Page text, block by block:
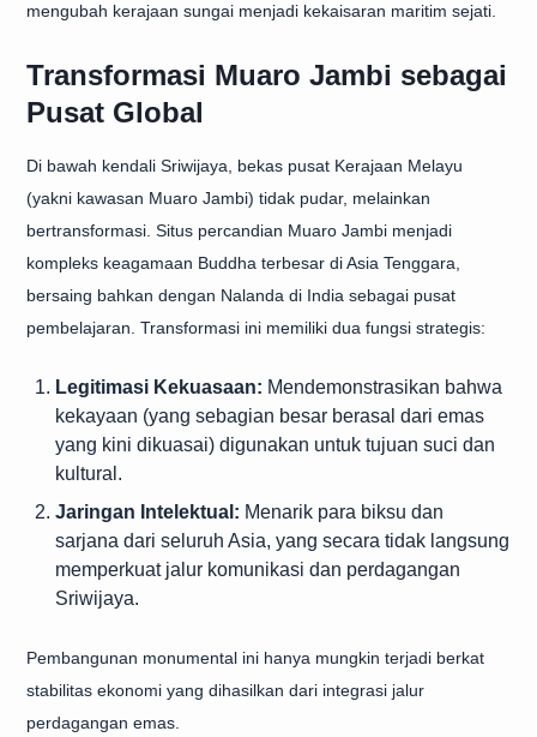
mengubah kerajaan sungai menjadi kekaisaran maritim sejati.
Transformasi Muaro Jambi sebagai
Pusat Global
Di bawah kendali Sriwijaya, bekas pusat Kerajaan Melayu
(yakni kawasan Muaro Jambi) tidak pudar, melainkan
bertransformasi. Situs percandian Muaro Jambi menjadi
kompleks keagamaan Buddha terbesar di Asia Tenggara,
bersaing bahkan dengan Nalanda di India sebagai pusat
pembelajaran. Transformasi ini memiliki dua fungsi strategis:
Legitimasi Kekuasaan: Mendemonstrasikan bahwa
kekayaan (yang sebagian besar berasal dari emas
yang kini dikuasai) digunakan untuk tujuan suci dan
kultural.
Jaringan Intelektual: Menarik para biksu dan
sarjana dari seluruh Asia, yang secara tidak langsung
memperkuat jalur komunikasi dan perdagangan
Sriwijaya.
Pembangunan monumental ini hanya mungkin terjadi berkat
stabilitas ekonomi yang dihasilkan dari integrasi jalur
perdagangan emas